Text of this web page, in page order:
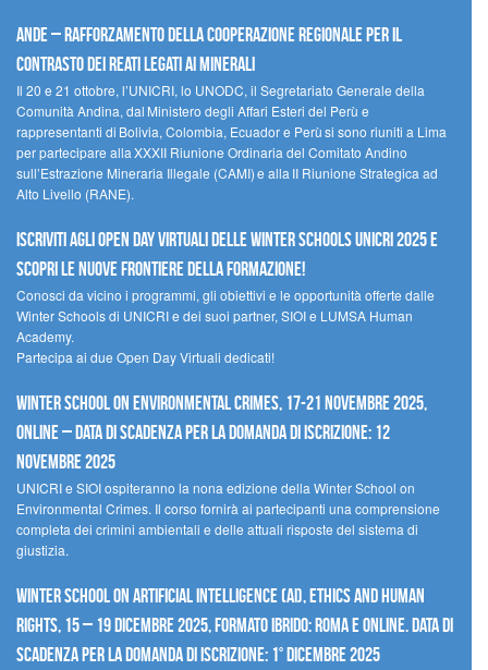
Ande – Rafforzamento della cooperazione regionale per il
contrasto dei reati legati ai minerali
Il 20 e 21 ottobre, l’UNICRI, lo UNODC, il Segretariato Generale della
Comunità Andina, dal Ministero degli Affari Esteri del Perù e
rappresentanti di Bolivia, Colombia, Ecuador e Perù si sono riuniti a Lima
per partecipare alla XXXII Riunione Ordinaria del Comitato Andino
sull’Estrazione Mineraria Illegale (CAMI) e alla II Riunione Strategica ad
Alto Livello (RANE).
Iscriviti agli Open Day Virtuali delle Winter Schools UNICRI 2025 e
scopri le nuove frontiere della formazione!
Conosci da vicino i programmi, gli obiettivi e le opportunità offerte dalle
Winter Schools di UNICRI e dei suoi partner, SIOI e LUMSA Human
Academy.
Partecipa ai due Open Day Virtuali dedicati!
Winter School on Environmental Crimes, 17-21 novembre 2025,
Online – Data di scadenza per la domanda di iscrizione: 12
novembre 2025
UNICRI e SIOI ospiteranno la nona edizione della Winter School on
Environmental Crimes. Il corso fornirà ai partecipanti una comprensione
completa dei crimini ambientali e delle attuali risposte del sistema di
giustizia.
Winter School on Artificial Intelligence (AI), Ethics and Human
Rights, 15 – 19 dicembre 2025, Formato Ibrido: Roma e online. Data di
scadenza per la domanda di iscrizione: 1° dicembre 2025